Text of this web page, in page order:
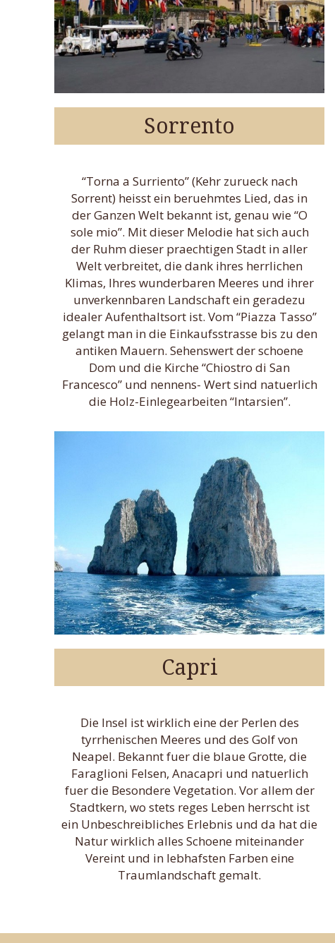
Sorrento
“Torna a Surriento” (Kehr zurueck nach
Sorrent) heisst ein beruehmtes Lied, das in
der Ganzen Welt bekannt ist, genau wie “O
sole mio”. Mit dieser Melodie hat sich auch
der Ruhm dieser praechtigen Stadt in aller
Welt verbreitet, die dank ihres herrlichen
Klimas, Ihres wunderbaren Meeres und ihrer
unverkennbaren Landschaft ein geradezu
idealer Aufenthaltsort ist. Vom “Piazza Tasso”
gelangt man in die Einkaufsstrasse bis zu den
antiken Mauern. Sehenswert der schoene
Dom und die Kirche “Chiostro di San
Francesco” und nennens- Wert sind natuerlich
die Holz-Einlegearbeiten “Intarsien”.
Capri
Die Insel ist wirklich eine der Perlen des
tyrrhenischen Meeres und des Golf von
Neapel. Bekannt fuer die blaue Grotte, die
Faraglioni Felsen, Anacapri und natuerlich
fuer die Besondere Vegetation. Vor allem der
Stadtkern, wo stets reges Leben herrscht ist
ein Unbeschreibliches Erlebnis und da hat die
Natur wirklich alles Schoene miteinander
Vereint und in lebhafsten Farben eine
Traumlandschaft gemalt.